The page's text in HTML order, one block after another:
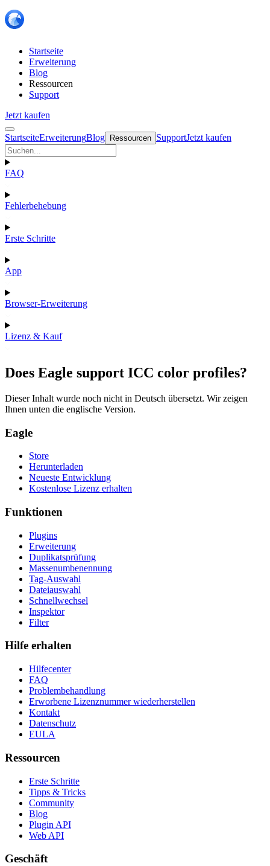
Startseite
Erweiterung
Blog
Ressourcen
Support
Jetzt kaufen
StartseiteErweiterungBlog Ressourcen SupportJetzt kaufen
FAQ
Fehlerbehebung
Erste Schritte
App
Browser-Erweiterung
Lizenz & Kauf
Does Eagle support ICC color profiles?
Dieser Inhalt wurde noch nicht in Deutsch übersetzt. Wir zeigen
Ihnen unten die englische Version.
Eagle
Store
Herunterladen
Neueste Entwicklung
Kostenlose Lizenz erhalten
Funktionen
Plugins
Erweiterung
Duplikatsprüfung
Massenumbenennung
Tag-Auswahl
Dateiauswahl
Schnellwechsel
Inspektor
Filter
Hilfe erhalten
Hilfecenter
FAQ
Problembehandlung
Erworbene Lizenznummer wiederherstellen
Kontakt
Datenschutz
EULA
Ressourcen
Erste Schritte
Tipps & Tricks
Community
Blog
Plugin API
Web API
Geschäft